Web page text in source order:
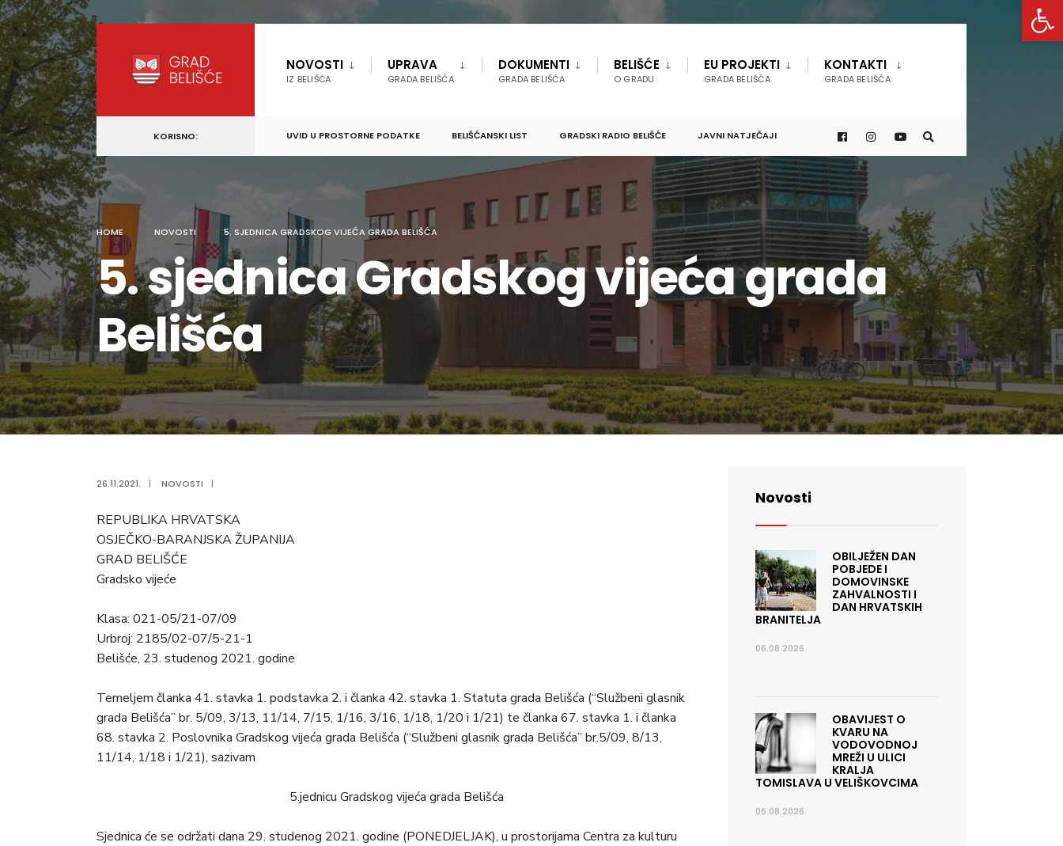
content
content
NOVOSTI
IZ BELIŠĆA
UPRAVA
GRADA BELIŠĆA
DOKUMENTI
GRADA BELIŠĆA
BELIŠĆE
O GRADU
EU PROJEKTI
GRADA BELIŠĆA
KONTAKTI
GRADA BELIŠĆA
KORISNO: UVID U PROSTORNE PODATKE BELIŠĆANSKI LIST GRADSKI RADIO BELIŠĆE JAVNI NATJEČAJI
HOME NOVOSTI 5. SJEDNICA GRADSKOG VIJEĆA GRADA BELIŠĆA
5. sjednica Gradskog vijeća grada
Belišća
26.11.2021. | NOVOSTI |
REPUBLIKA HRVATSKA
OSJEČKO-BARANJSKA ŽUPANIJA
GRAD BELIŠĆE
Gradsko vijeće
Klasa: 021-05/21-07/09
Urbroj: 2185/02-07/5-21-1
Belišće, 23. studenog 2021. godine
Temeljem članka 41. stavka 1. podstavka 2. i članka 42. stavka 1. Statuta grada Belišća (“Službeni glasnik
grada Belišća” br. 5/09, 3/13, 11/14, 7/15, 1/16, 3/16, 1/18, 1/20 i 1/21) te članka 67. stavka 1. i članka
68. stavka 2. Poslovnika Gradskog vijeća grada Belišća (“Službeni glasnik grada Belišća” br.5/09, 8/13,
11/14, 1/18 i 1/21), sazivam
5.jednicu Gradskog vijeća grada Belišća
Sjednica će se održati dana 29. studenog 2021. godine (PONEDJELJAK), u prostorijama Centra za kulturu
Novosti
OBILJEŽEN DAN
POBJEDE I
DOMOVINSKE
ZAHVALNOSTI I
DAN HRVATSKIH
BRANITELJA
06.08.2026.
OBAVIJEST O
KVARU NA
VODOVODNOJ
MREŽI U ULICI
KRALJA
TOMISLAVA U VELIŠKOVCIMA
06.08.2026.